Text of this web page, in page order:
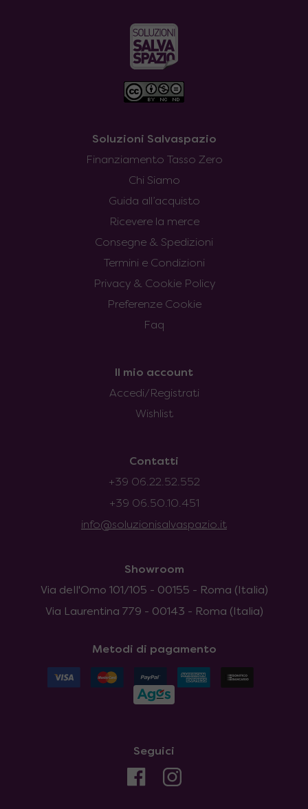
Soluzioni Salvaspazio
Finanziamento Tasso Zero
Chi Siamo
Guida all’acquisto
Ricevere la merce
Consegne & Spedizioni
Termini e Condizioni
Privacy & Cookie Policy
Preferenze Cookie
Faq
Il mio account
Accedi/Registrati
Wishlist
Contatti
+39 06.22.52.552
+39 06.50.10.451
info@soluzionisalvaspazio.it
Showroom
Via dell'Omo 101/105 - 00155 - Roma (Italia)
Via Laurentina 779 - 00143 - Roma (Italia)
Metodi di pagamento
Seguici